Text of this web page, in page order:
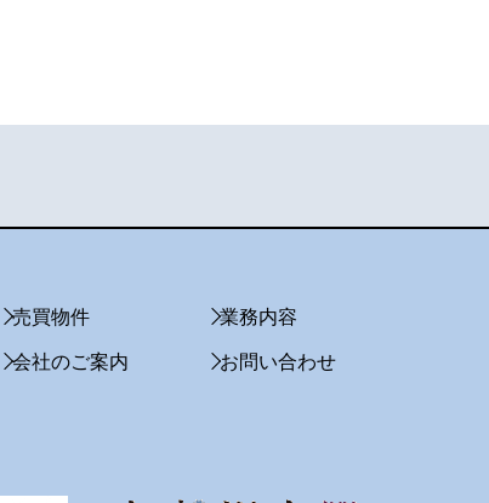
売買物件 業務内容
会社のご案内 お問い合わせ